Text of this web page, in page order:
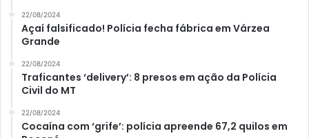
22/08/2024
Açaí falsificado! Polícia fecha fábrica em Várzea
Grande
22/08/2024
Traficantes ‘delivery’: 8 presos em ação da Polícia
Civil do MT
22/08/2024
Cocaína com ‘grife’: polícia apreende 67,2 quilos em